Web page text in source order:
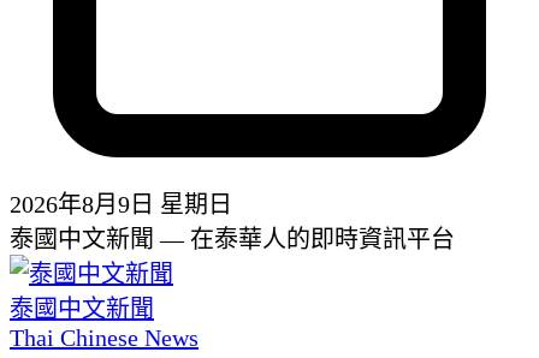
2026年8月9日 星期日
泰國中文新聞 — 在泰華人的即時資訊平台
泰國中文新聞
Thai Chinese News